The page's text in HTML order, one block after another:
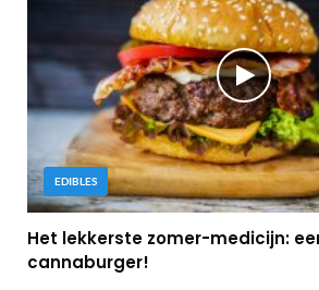
EDIBLES
Het lekkerste zomer-medicijn:
cannaburger!